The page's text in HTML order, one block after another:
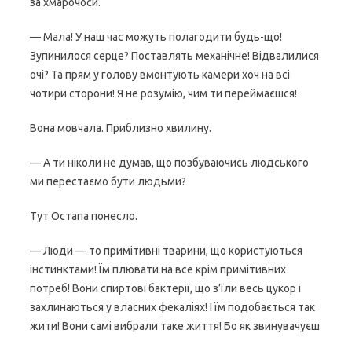
— Мала! У наш час можуть полагодити будь-що!
Зупинилося серце? Поставлять механічне! Відвалилися
очі? Та прям у голову вмонтують камери хоч на всі
чотири сторони! Я не розумію, чим ти переймаєшся!
Вона мовчала. Приблизно хвилину.
— А ти ніколи не думав, що позбуваючись людського
ми перестаємо бути людьми?
Тут Остапа понесло.
— Люди — то примітивні тварини, що користуються
інстинктами! Їм плювати на все крім примітивних
потреб! Вони спиртові бактерії, що з’їли весь цукор і
захлинаються у власних фекаліях! І їм подобається так
жити! Вони самі вибрали таке життя! Бо як звинувачуєш